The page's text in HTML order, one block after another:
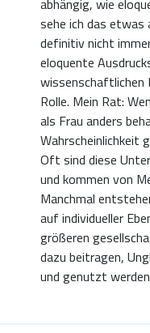
abhängig, wie
sehe ich das etwas
definitiv nicht
eloquente
wissenschaftlichen
Rolle. Mein Rat:
als Frau anders
Wahrscheinlichkeit
Oft sind diese
und kommen von
Manchmal
auf individueller
größeren
dazu beitragen,
und genutzt